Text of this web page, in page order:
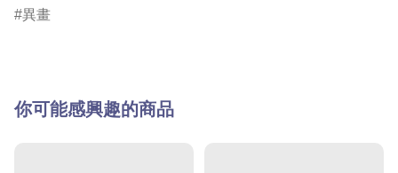
異畫
你可能感興趣的商品